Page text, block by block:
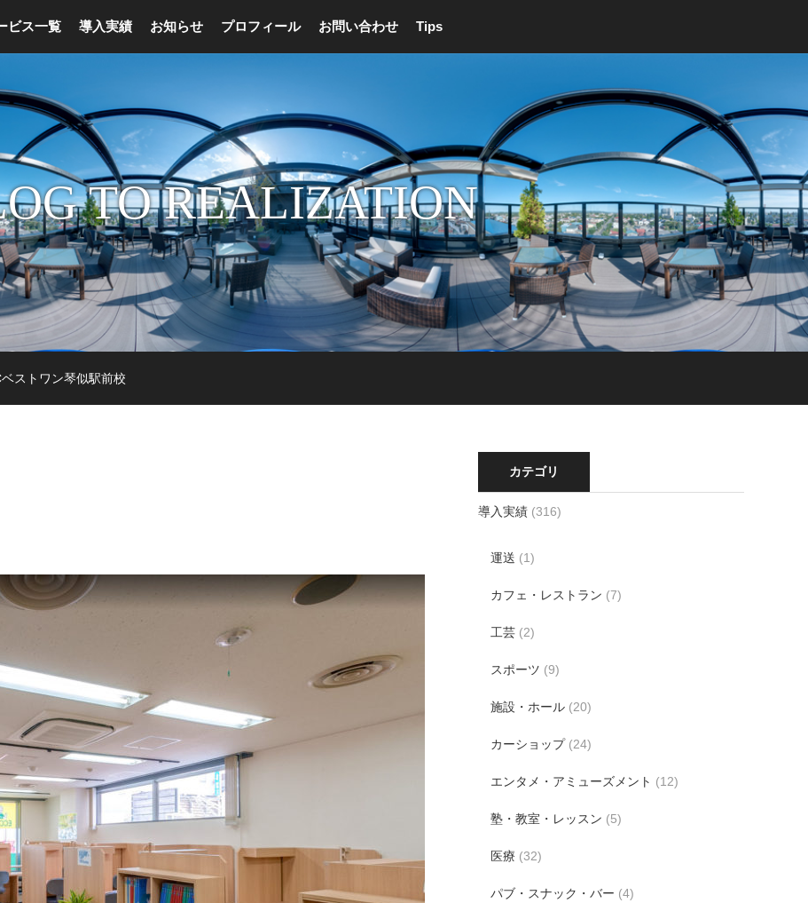
ビス一覧 導入実績 お知らせ プロフィール お問い合わせ Tips
TO REALIZATION
ストワン琴似駅前校
カテゴリ
導入実績 (316)
運送 (1)
カフェ・レストラン (7)
工芸 (2)
スポーツ (9)
施設・ホール (20)
カーショップ(24)
エンタメ・アミューズメント (12)
塾・教室・レッスン (5)
医療 (32)
パブ・スナック・バー (4)